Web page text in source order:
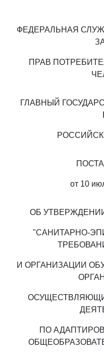
ФЕДЕРАЛЬНАЯ
ПРАВ
ГЛАВНЫЙ
от 10
ОБ УТВЕРЖДЕНИИ
"САНИТАРНО-
И ОРГАНИЗАЦИИ
ПО